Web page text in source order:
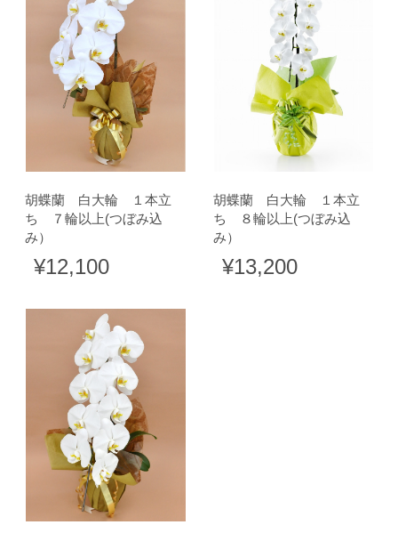
胡蝶蘭 白大輪 １本立
ち ７輪以上(つぼみ込
み）
¥12,100
胡蝶蘭 白大輪 １本立
ち ８輪以上(つぼみ込
み）
¥13,200